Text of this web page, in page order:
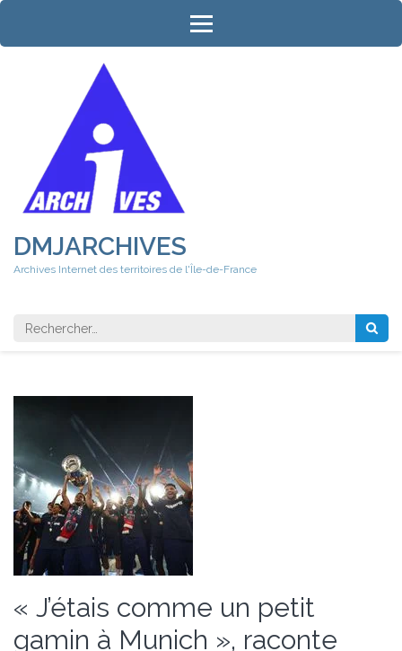
Aller
contenu
DMJARCHIVES
Archives Internet des territoires de l'Île-de-France
Rechercher
« J’étais comme un petit
gamin à Munich », raconte